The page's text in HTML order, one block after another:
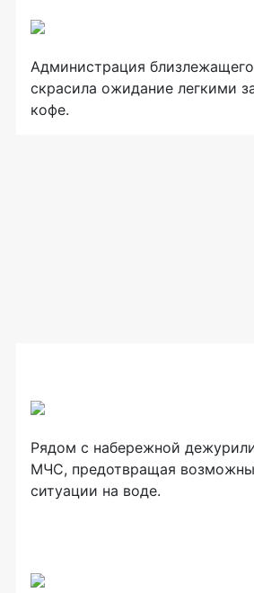
Администрация
скрасила ожидание легкими
кофе.
Рядом с набережной
МЧС, предотвращая
ситуации на воде.